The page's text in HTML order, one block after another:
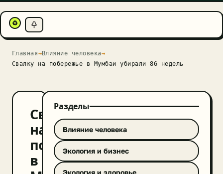
♻
Главная→Влияние человека→
Свалку на побережье в Мумбаи убирали 86 недель
Свалку
на
побережье
в
Разделы
Влияние человека
Экология и бизнес
Экология и здоровье